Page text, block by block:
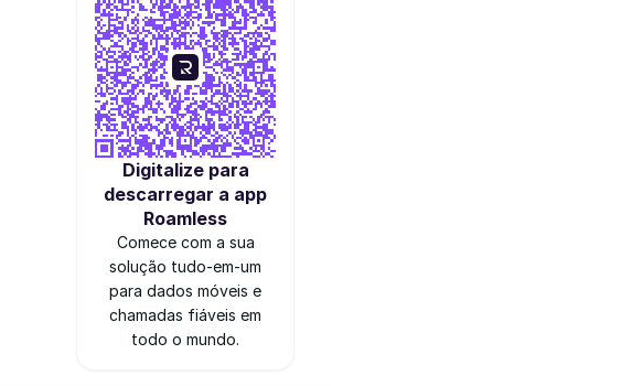
Digitalize para
descarregar a app
Roamless
Comece com a sua
solução tudo-em-um
para dados móveis e
chamadas fiáveis em
todo o mundo.